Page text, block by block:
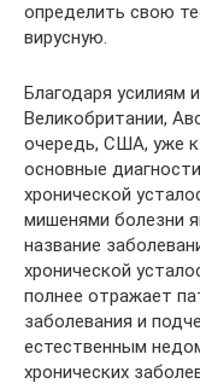
определить свою
вирусную.
Благодаря усилиям
Великобритании,
очередь, США, уже
основные
хронической
мишенями болезни
название
хронической
полнее отражает
заболевания и
естественным
хронических